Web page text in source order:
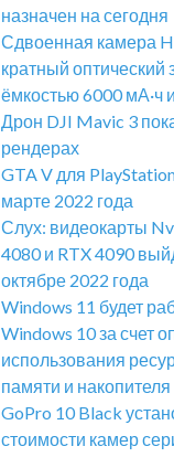
назначен на сегодня
Сдвоенная камера
кратный оптический
ёмкостью 6000 мА·ч
Дрон DJI Mavic 3
рендерах
GTA V для
марте 2022 года
Слух: видеокарты
4080 и RTX 4090
октябре 2022 года
Windows 11 будет
Windows 10 за счет
использования
памяти и накопителя
GoPro 10 Black
стоимости камер